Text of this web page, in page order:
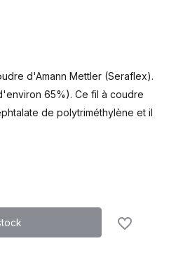
d'Amann Mettler (Seraflex).
65%). Ce fil à coudre
de polytriméthylène et il